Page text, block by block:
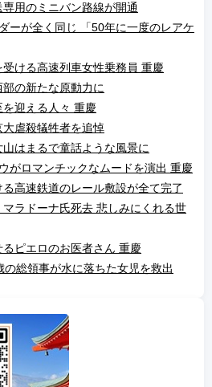
用のミニバン路線が開通
ーが全く同じ 「50年に一度のレアケ
ける高速列車女性乗務員 重慶
の新たな原動力に
迎える人々 重慶
虐殺犠牲者を追悼
はまるで童話ような風景に
がロマンチックなムードを演出 重慶
高速鉄道のレール敷設が全て完了
ラドーナ氏死去 悲しみにくれる世
ピエロのお医者さん 重慶
総領事が水に落ちた女児を救出